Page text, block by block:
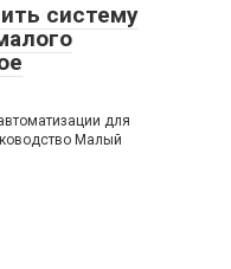
систему
для
Малый